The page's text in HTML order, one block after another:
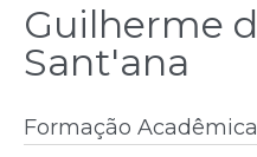
Guilherme
Sant'ana
Formação Acadêmica